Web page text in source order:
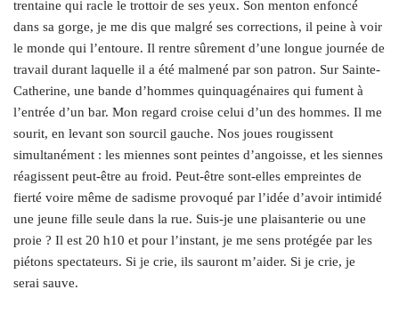
trentaine qui racle le trottoir de ses yeux. Son menton enfoncé
dans sa gorge, je me dis que malgré ses corrections, il peine à voir
le monde qui l’entoure. Il rentre sûrement d’une longue journée de
travail durant laquelle il a été malmené par son patron. Sur Sainte-
Catherine, une bande d’hommes quinquagénaires qui fument à
l’entrée d’un bar. Mon regard croise celui d’un des hommes. Il me
sourit, en levant son sourcil gauche. Nos joues rougissent
simultanément : les miennes sont peintes d’angoisse, et les siennes
réagissent peut-être au froid. Peut-être sont-elles empreintes de
fierté voire même de sadisme provoqué par l’idée d’avoir intimidé
une jeune fille seule dans la rue. Suis-je une plaisanterie ou une
proie ? Il est 20 h10 et pour l’instant, je me sens protégée par les
piétons spectateurs. Si je crie, ils sauront m’aider. Si je crie, je
serai sauve.